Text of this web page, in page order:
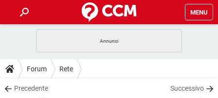
MENU
INTRATTENIMENTO
iOS
GUIDE
COVID-19
DOWNLOAD
Forum Rete
Precedente Successivo